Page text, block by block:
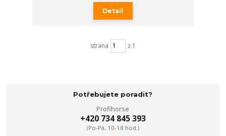
Detail
strana z 1
Potřebujete poradit?
Profihorse
+420 734 845 393
(Po-Pá, 10-18 hod.)